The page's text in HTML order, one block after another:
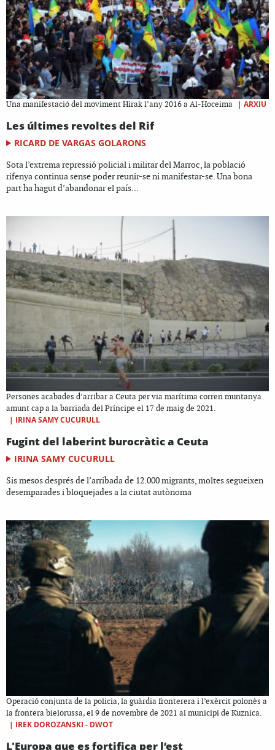
Una manifestació del moviment Hirak l’any 2016 a Al-Hoceima | ARXIU
Les últimes revoltes del Rif
RICARD DE VARGAS GOLARONS
Sota l’extrema repressió policial i militar del Marroc, la població
rifenya continua sense poder reunir-se ni manifestar-se. Una bona
part ha hagut d’abandonar el país...
Persones acabades d’arribar a Ceuta per via marítima corren muntanya
amunt cap a la barriada del Príncipe el 17 de maig de 2021.
| IRINA SAMY CUCURULL
Fugint del laberint burocràtic a Ceuta
IRINA SAMY CUCURULL
Sis mesos després de l’arribada de 12.000 migrants, moltes segueixen
desemparades i bloquejades a la ciutat autònoma
Operació conjunta de la policia, la guàrdia fronterera i l’exèrcit polonès a
la frontera bielorussa, el 9 de novembre de 2021 al municipi de Kuznica.
| IREK DOROZANSKI - DWOT
L'Europa que es fortifica per l’est